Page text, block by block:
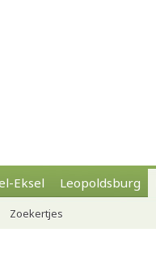
Eksel Leopoldsburg
Zoekertjes